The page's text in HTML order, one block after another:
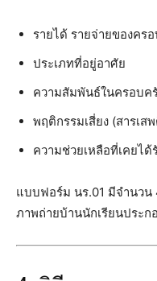
รายได้ รายจ่ายของคร
ประเภทที่อยู่อาศัย
ความสัมพันธ์ในครอบค
พฤติกรรมเสี่ยง (สารเส
ความช่วยเหลือที่เคยไ
แบบฟอร์ม นร.01 มีจำนว
ภาพถ่ายบ้านนักเรียนประก